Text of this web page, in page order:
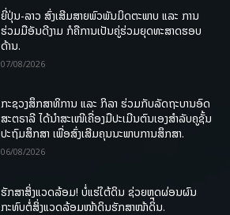
ຍີ່ປຸ່ນ-ລາວ ສົ່ງເສີມສາຍພົວພັນມິດຕະພາບ ແລະ ການ
ຮ່ວມມືອັນດີງາມ ກໍຄືການເປັນຄູ່ຮ່ວມຍຸດທະສາດຮອບ
ດ້ານ.
07/08/2026
ກະຊວງສຶກສາທິການ ແລະ ກິລາ ຮ່ວມກັບລັດຖະບານອົດ
ສະຕຣາລີ ໄດ້ນຳສະເໜີເຄື່ອງມືປະເມີນຕົນເອງສຳລັບຄູຊັ້ນ
ປະຖົມສຶກສາ ເພື່ອສົ່ງເສີມຄຸນນະພາບການສຶກສາ.
06/08/2026
ຮັກສາສິ່ງແວດລ້ອມ! ບໍ່ແຮ່ໃຕ້ດິນ ຊ່ວຍຫຼຸດຜ່ອນຜົນ
ກະທົບຕໍ່ສິ່ງແວດລ້ອມໜ້າດິນຮັກສາໜ້າດິນ.